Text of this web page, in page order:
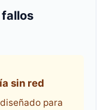
fallos
sin red
para